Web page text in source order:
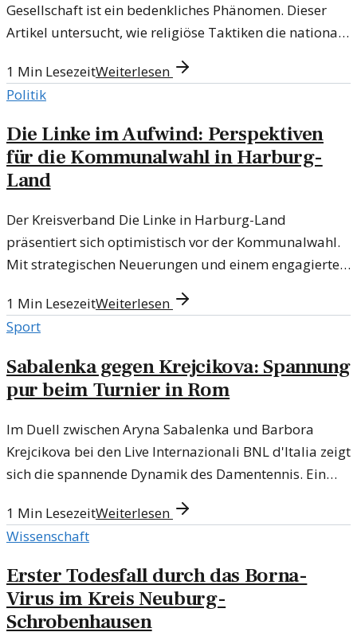
Gesellschaft ist ein bedenkliches Phänomen. Dieser
Artikel untersucht, wie religiöse Taktiken die nationale
1 Min LesezeitWeiterlesen
Politik
Die Linke im Aufwind: Perspektiven
für die Kommunalwahl in Harburg-
Land
Der Kreisverband Die Linke in Harburg-Land
präsentiert sich optimistisch vor der Kommunalwahl.
Mit strategischen Neuerungen und einem engagierten
1 Min LesezeitWeiterlesen
Sport
Sabalenka gegen Krejcikova: Spannung
pur beim Turnier in Rom
Im Duell zwischen Aryna Sabalenka und Barbora
Krejcikova bei den Live Internazionali BNL d'Italia zeigt
sich die spannende Dynamik des Damentennis. Ein
1 Min LesezeitWeiterlesen
Wissenschaft
Erster Todesfall durch das Borna-
Virus im Kreis Neuburg-
Schrobenhausen